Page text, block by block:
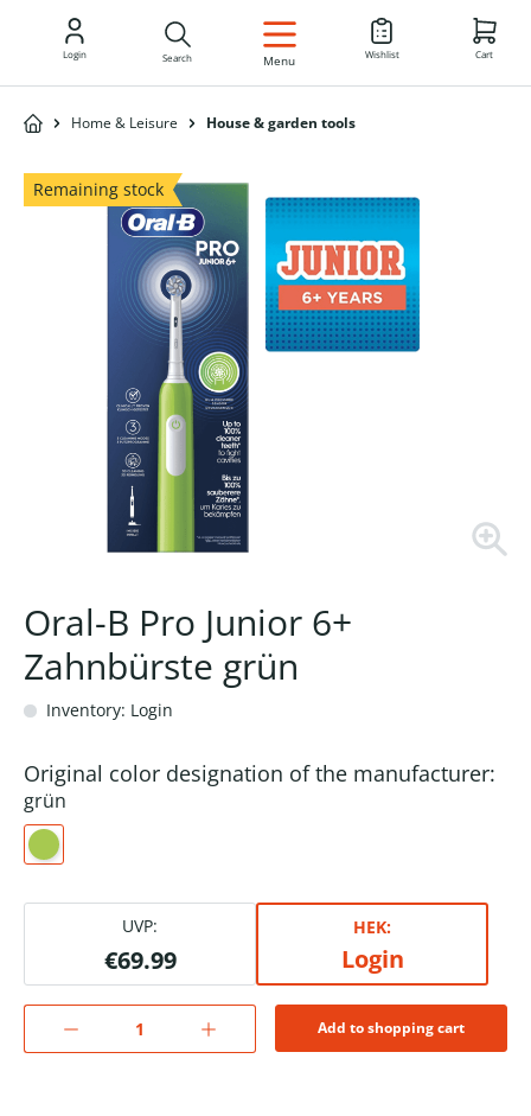
EN
Login Search Menu Wishlist Cart
Home & Leisure House & garden tools
Remaining stock
Oral-B Pro Junior 6+
Zahnbürste grün
Inventory: Login
Original color designation of the manufacturer:
grün
UVP:
€69.99
HEK:
Login
Add to shopping cart